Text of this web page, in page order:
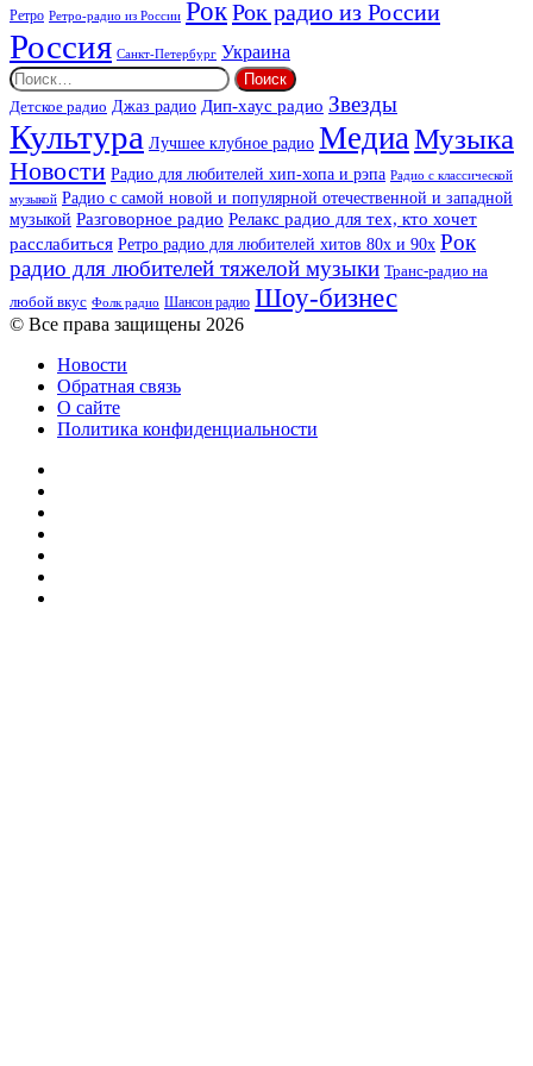
Ретро Ретро-радио из России РокРок радио из России
Россия Санкт-Петербург Украина
Найти:
Детское радио Джаз радио Дип-хаус радио Звезды
Культура Лучшее клубное радио МедиаМузыка
Новости Радио для любителей хип-хопа и рэпа Радио с классической
музыкой Радио с самой новой и популярной отечественной и западной
музыкой Разговорное радио Релакс радио для тех, кто хочет
расслабиться Ретро радио для любителей хитов 80х и 90х Рок
радио для любителей тяжелой музыки Транс-радио на
любой вкус Фолк радио Шансон радио Шоу-бизнес
© Все права защищены 2026
Новости
Обратная связь
О сайте
Политика конфиденциальности